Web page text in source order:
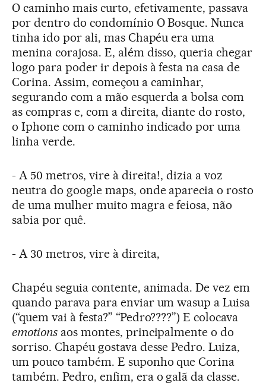
O caminho mais curto, efetivamente, passava
por dentro do condomínio O Bosque. Nunca
tinha ido por ali, mas Chapéu era uma
menina corajosa. E, além disso, queria chegar
logo para poder ir depois à festa na casa de
Corina. Assim, começou a caminhar,
segurando com a mão esquerda a bolsa com
as compras e, com a direita, diante do rosto,
o Iphone com o caminho indicado por uma
linha verde.
- A 50 metros, vire à direita!, dizia a voz
neutra do google maps, onde aparecia o rosto
de uma mulher muito magra e feiosa, não
sabia por quê.
- A 30 metros, vire à direita,
Chapéu seguia contente, animada. De vez em
quando parava para enviar um wasup a Luisa
(“quem vai à festa?” “Pedro????”) E colocava
emotionsaos montes, principalmente o do
sorriso. Chapéu gostava desse Pedro. Luiza,
um pouco também. E suponho que Corina
também. Pedro, enfim, era o galã da classe.